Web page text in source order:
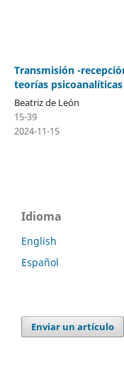
Transmisión -
teorías
Beatriz de León
15-39
2024-11-15
Idioma
English
Español
Enviar un artículo